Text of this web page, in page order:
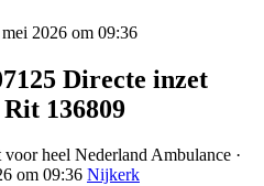
2026 om 09:36
Directe inzet
136809
heel Nederland Ambulance ·
om 09:36 Nijkerk